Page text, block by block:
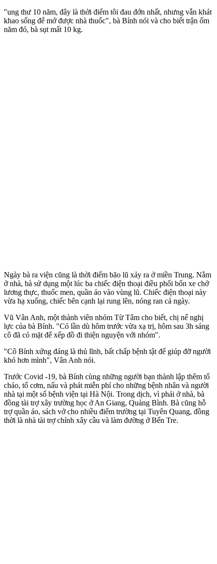
"ung thư 10 năm, đây là thời điểm tôi đau đớn nhất, nhưng vẫn khát
khao sống để mở được nhà thuốc", bà Bính nói và cho biết trận ốm
năm đó, bà sụt mất 10 kg.
Ngày bà ra viện cũng là thời điểm bão lũ xảy ra ở miền Trung. Nằm
ở nhà, bà sử dụng một lúc ba chiếc điện thoại điều phối bốn xe chở
lương thực, thuốc men, quần áo vào vùng lũ. Chiếc điện thoại này
vừa hạ xuống, chiếc bên cạnh lại rung lên, nóng ran cả ngày.
Vũ Vân Anh, một thành viên nhóm Từ Tâm cho biết, chị nể nghị
lực của bà Bính. "Có lần dù hôm trước vừa xạ trị, hôm sau 3h sáng
cô đã có mặt để xếp đồ đi thiện nguyện với nhóm".
"Cô Bính xứng đáng là thủ lĩnh, bất chấp bệnh tật để giúp đỡ người
khó hơn mình", Vân Anh nói.
Trước Covid -19, bà Bính cùng những người bạn thành lập thêm tổ
cháo, tổ cơm, nấu và phát miễn phí cho những bệnh nhân và người
nhà tại một số bệnh viện tại Hà Nội. Trong dịch, vì phải ở nhà, bà
đồng tài trợ xây trường học ở An Giang, Quảng Bình. Bà cũng hỗ
trợ quần áo, sách vở cho nhiều điểm trường tại Tuyên Quang, đồng
thời là nhà tài trợ chính xây cầu và làm đường ở Bến Tre.